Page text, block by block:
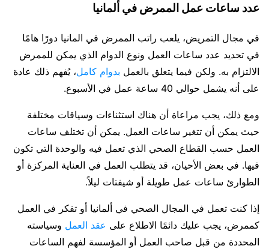
عدد ساعات عمل الممرض في ألمانيا
في مجال التمريض، يلعب راتب الممرض في المانيا دورًا هامًا
في تحديد عدد ساعات العمل ونوع الدوام الذي يمكن للممرض
الالتزام به. ولكن فيما يتعلق بالعمل بدوام كامل، يُفهم ذلك عادة
على أنه يشمل حوالي 40 ساعة عمل في الأسبوع.
ومع ذلك، يجب مراعاة أن هناك استثناءات وسياقات مختلفة
حيث يمكن أن تتغير ساعات العمل. يمكن أن تختلف ساعات
العمل حسب القطاع الصحي الذي تعمل فيه والوحدة التي تكون
فيها. في بعض الأحيان، قد يتطلب العمل في العناية المركزة أو
الطوارئ ساعات عمل طويلة أو شيفتات ليلاً.
إذا كنت تعمل في المجال الصحي في ألمانيا أو تفكر في العمل
كممرض، يجب عليك دائمًا الاطلاع على عقد العمل وسياسته
المحددة من قبل صاحب العمل أو المؤسسة لفهم الساعات